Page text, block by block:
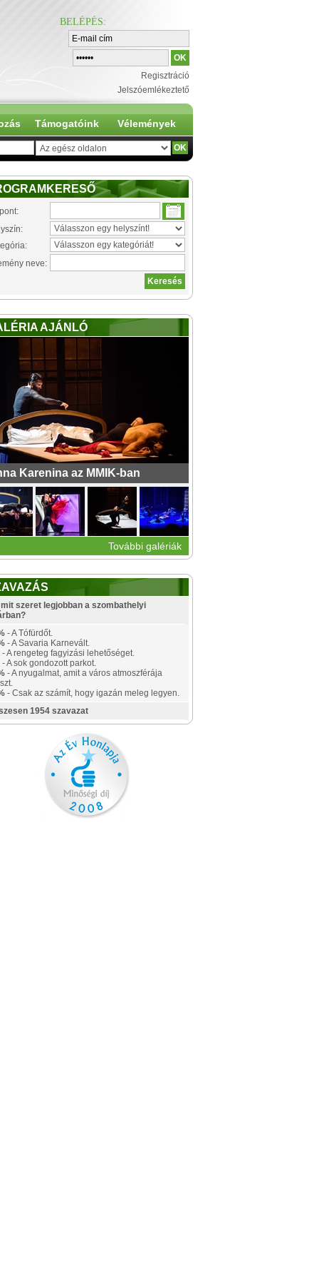
BELÉPÉS:
Regisztráció
Jelszóemlékeztető
Támogatóink Vélemények
neve:
AJÁNLÓ
Karenina az MMIK-ban
További galériák
mit szeret legjobban a szombathelyi
- A Tófürdőt.
- A Savaria Karnevált.
- A rengeteg fagyizási lehetőséget.
- A sok gondozott parkot.
- A nyugalmat, amit a város atmoszférája
- Csak az számít, hogy igazán meleg legyen.
1954 szavazat